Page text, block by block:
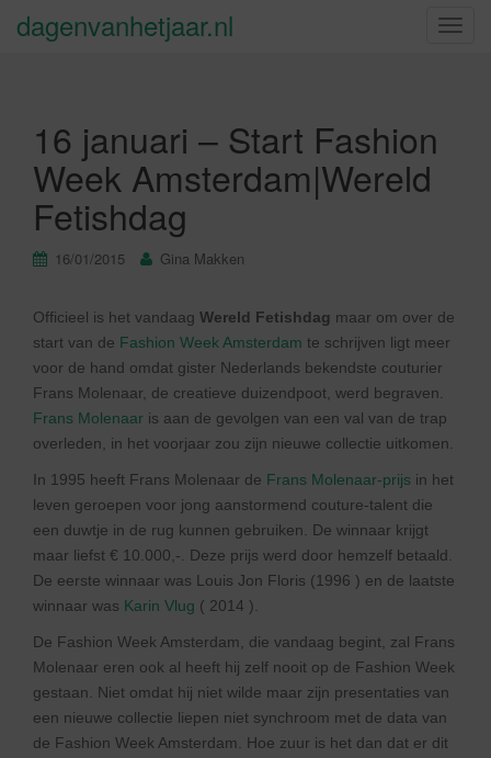
S
dagenvanhetjaar.nl
16 januari – Start Fashion
Week Amsterdam|Wereld
Fetishdag
16/01/2015 Gina Makken
Officieel is het vandaag Wereld Fetishdag maar om over de
start van de Fashion Week Amsterdam te schrijven ligt meer
voor de hand omdat gister Nederlands bekendste couturier
Frans Molenaar, de creatieve duizendpoot, werd begraven.
Frans Molenaar is aan de gevolgen van een val van de trap
overleden, in het voorjaar zou zijn nieuwe collectie uitkomen.
In 1995 heeft Frans Molenaar de Frans Molenaar-prijs in het
leven geroepen voor jong aanstormend couture-talent die
een duwtje in de rug kunnen gebruiken. De winnaar krijgt
maar liefst € 10.000,-. Deze prijs werd door hemzelf betaald.
De eerste winnaar was Louis Jon Floris (1996 ) en de laatste
winnaar was Karin Vlug ( 2014 ).
De Fashion Week Amsterdam, die vandaag begint, zal Frans
Molenaar eren ook al heeft hij zelf nooit op de Fashion Week
gestaan. Niet omdat hij niet wilde maar zijn presentaties van
een nieuwe collectie liepen niet synchroom met de data van
de Fashion Week Amsterdam. Hoe zuur is het dan dat er dit